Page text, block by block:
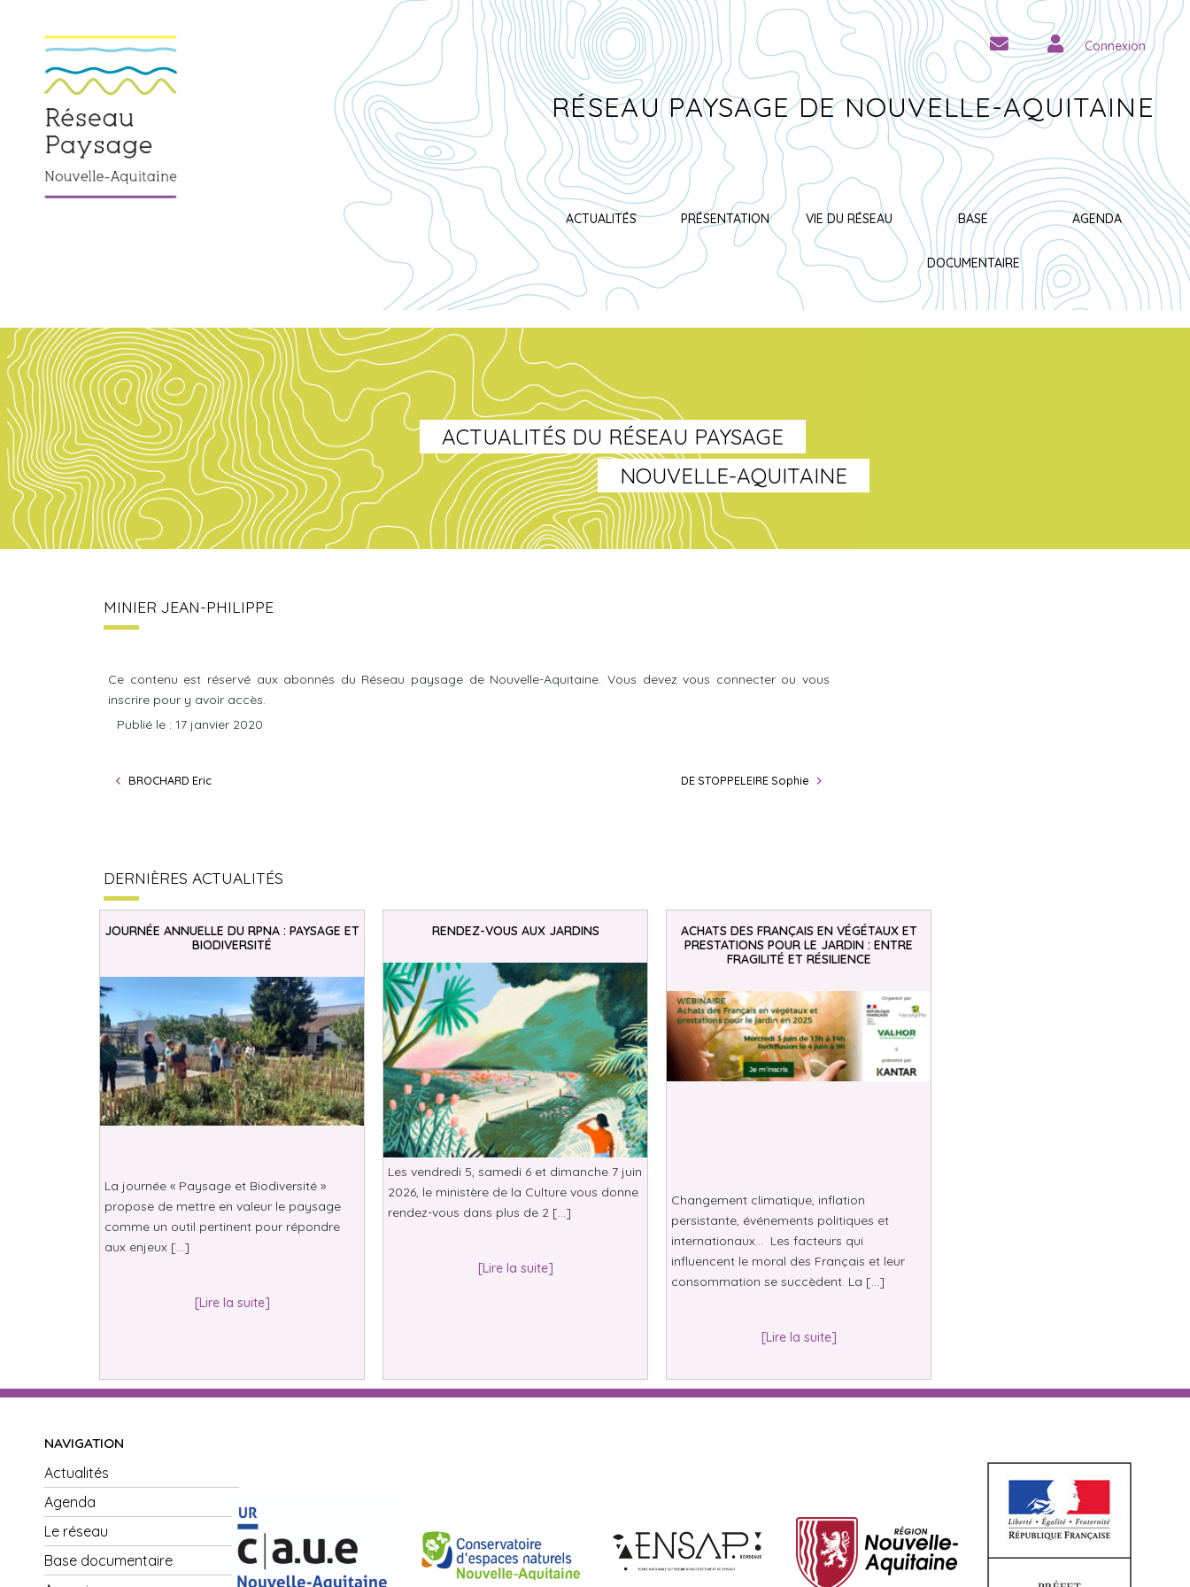
Connexion
RÉSEAU PAYSAGE DE NOUVELLE-AQUITAINE
ACTUALITÉS PRÉSENTATION VIE DU RÉSEAU BASE
DOCUMENTAIRE
AGENDA
ACTUALITÉS DU RÉSEAU PAYSAGE
NOUVELLE-AQUITAINE
MINIER JEAN-PHILIPPE
Ce contenu est réservé aux abonnés du Réseau paysage de Nouvelle-Aquitaine. Vous devez vous connecter ou vous
inscrire pour y avoir accès.
Publié le : 17 janvier 2020
BROCHARD Eric DE STOPPELEIRE Sophie
DERNIÈRES ACTUALITÉS
JOURNÉE ANNUELLE DU RPNA : PAYSAGE ET
BIODIVERSITÉ
La journée « Paysage et Biodiversité »
propose de mettre en valeur le paysage
comme un outil pertinent pour répondre
aux enjeux […]
[Lire la suite]
RENDEZ-VOUS AUX JARDINS
Les vendredi 5, samedi 6 et dimanche 7 juin
2026, le ministère de la Culture vous donne
rendez-vous dans plus de 2 […]
[Lire la suite]
ACHATS DES FRANÇAIS EN VÉGÉTAUX ET
PRESTATIONS POUR LE JARDIN : ENTRE
FRAGILITÉ ET RÉSILIENCE
Changement climatique, inflation
persistante, événements politiques et
internationaux… Les facteurs qui
influencent le moral des Français et leur
consommation se succèdent. La […]
[Lire la suite]
NAVIGATION
Actualités
Agenda
Le réseau
Base documentaire